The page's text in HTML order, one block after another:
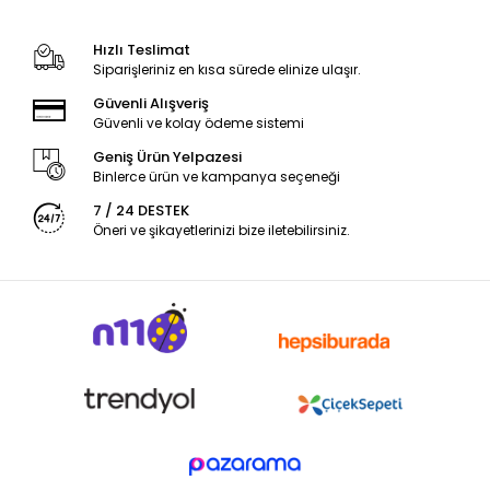
Hızlı Teslimat
Siparişleriniz en kısa sürede elinize ulaşır.
Güvenli Alışveriş
Güvenli ve kolay ödeme sistemi
Geniş Ürün Yelpazesi
Binlerce ürün ve kampanya seçeneği
7 / 24 DESTEK
Öneri ve şikayetlerinizi bize iletebilirsiniz.